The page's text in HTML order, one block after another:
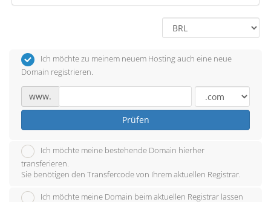
Ich möchte zu meinem neuem Hosting auch eine neue
Domain registrieren.
www.
Prüfen
Ich möchte meine bestehende Domain hierher
transferieren.
Sie benötigen den Transfercode von Ihrem aktuellen Registrar.
Ich möchte meine Domain beim aktuellen Registrar lassen